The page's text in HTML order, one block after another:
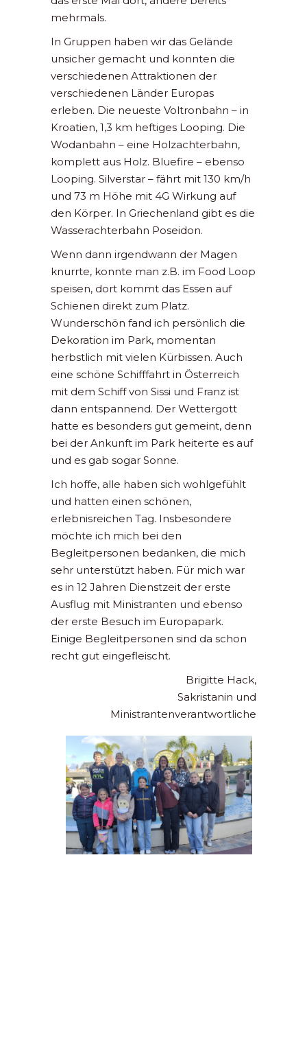
mehrmals.
In Gruppen haben wir das Gelände
unsicher gemacht und konnten die
verschiedenen Attraktionen der
verschiedenen Länder Europas
erleben. Die neueste Voltronbahn – in
Kroatien, 1,3 km heftiges Looping. Die
Wodanbahn – eine Holzachterbahn,
komplett aus Holz. Bluefire – ebenso
Looping. Silverstar – fährt mit 130 km/h
und 73 m Höhe mit 4G Wirkung auf
den Körper. In Griechenland gibt es die
Wasserachterbahn Poseidon.
Wenn dann irgendwann der Magen
knurrte, konnte man z.B. im Food Loop
speisen, dort kommt das Essen auf
Schienen direkt zum Platz.
Wunderschön fand ich persönlich die
Dekoration im Park, momentan
herbstlich mit vielen Kürbissen. Auch
eine schöne Schifffahrt in Österreich
mit dem Schiff von Sissi und Franz ist
dann entspannend. Der Wettergott
hatte es besonders gut gemeint, denn
bei der Ankunft im Park heiterte es auf
und es gab sogar Sonne.
Ich hoffe, alle haben sich wohlgefühlt
und hatten einen schönen,
erlebnisreichen Tag. Insbesondere
möchte ich mich bei den
Begleitpersonen bedanken, die mich
sehr unterstützt haben. Für mich war
es in 12 Jahren Dienstzeit der erste
Ausflug mit Ministranten und ebenso
der erste Besuch im Europapark.
Einige Begleitpersonen sind da schon
recht gut eingefleischt.
Brigitte Hack,
Sakristanin und
Ministrantenverantwortliche